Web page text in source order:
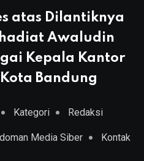
atas Dilantiknya
Awaludin
Kepala Kantor
Bandung
Kategori Redaksi
Media Siber Kontak